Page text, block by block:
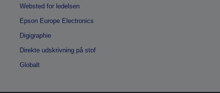
Websted for ledelsen
Epson Europe Electronics
Digigraphie
Direkte udskrivning på stof
Globalt